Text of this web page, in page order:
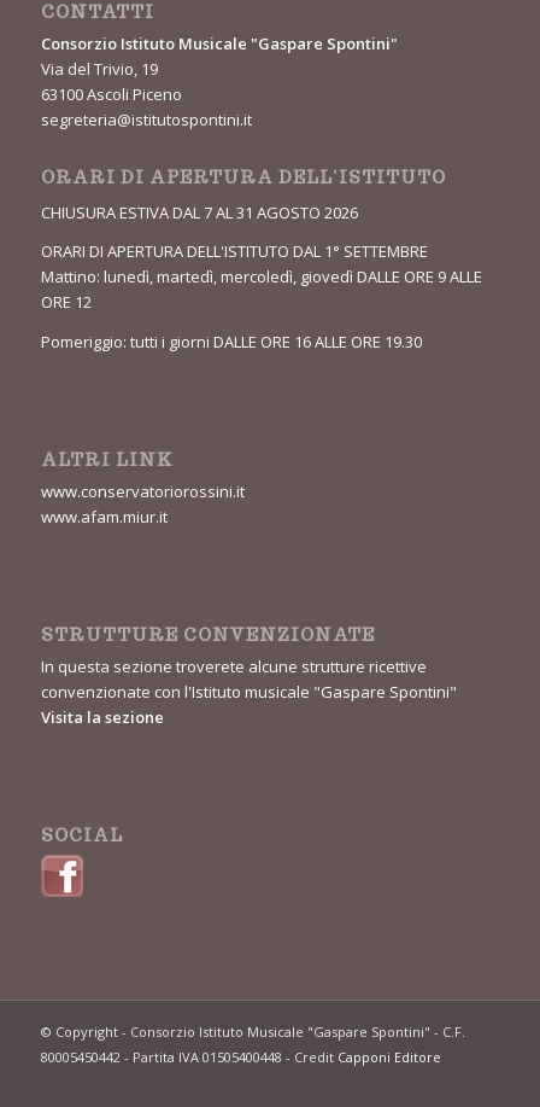
CONTATTI
Consorzio Istituto Musicale "Gaspare Spontini"
Via del Trivio, 19
63100 Ascoli Piceno
segreteria@istitutospontini.it
ORARI DI APERTURA DELL’ISTITUTO
CHIUSURA ESTIVA DAL 7 AL 31 AGOSTO 2026
ORARI DI APERTURA DELL'ISTITUTO DAL 1° SETTEMBRE
Mattino: lunedì, martedì, mercoledì, giovedì DALLE ORE 9 ALLE
ORE 12
Pomeriggio: tutti i giorni DALLE ORE 16 ALLE ORE 19.30
ALTRI LINK
www.conservatoriorossini.it
www.afam.miur.it
STRUTTURE CONVENZIONATE
In questa sezione troverete alcune strutture ricettive
convenzionate con l'Istituto musicale "Gaspare Spontini"
Visita la sezione
SOCIAL
© Copyright - Consorzio Istituto Musicale "Gaspare Spontini" - C.F.
80005450442 - Partita IVA 01505400448 - Credit Capponi Editore